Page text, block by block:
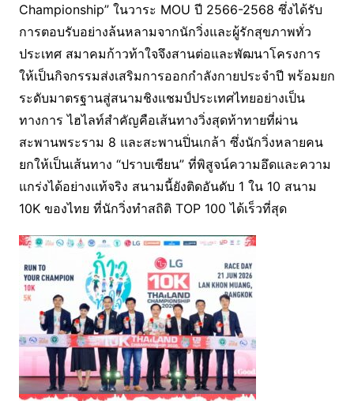
Championship” ในวาระ MOU ปี 2566-2568 ซึ่งได้รับ
การตอบรับอย่างล้นหลามจากนักวิ่งและผู้รักสุขภาพทั่ว
ประเทศ สมาคมก้าวท้าใจจึงสานต่อและพัฒนาโครงการ
ให้เป็นกิจกรรมส่งเสริมการออกกำลังกายประจำปี พร้อมยก
ระดับมาตรฐานสู่สนามชิงแชมป์ประเทศไทยอย่างเป็น
ทางการ ไฮไลท์สำคัญคือเส้นทางวิ่งสุดท้าทายที่ผ่าน
สะพานพระราม 8 และสะพานปิ่นเกล้า ซึ่งนักวิ่งหลายคน
ยกให้เป็นเส้นทาง “ปราบเซียน” ที่พิสูจน์ความอึดและความ
แกร่งได้อย่างแท้จริง สนามนี้ยังติดอันดับ 1 ใน 10 สนาม
10K ของไทย ที่นักวิ่งทำสถิติ TOP 100 ได้เร็วที่สุด